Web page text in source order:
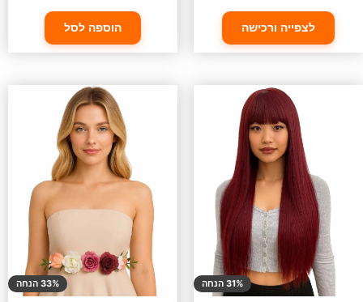
לצפייה ורכישה הוספה לסל
31% הנחה 33% הנחה